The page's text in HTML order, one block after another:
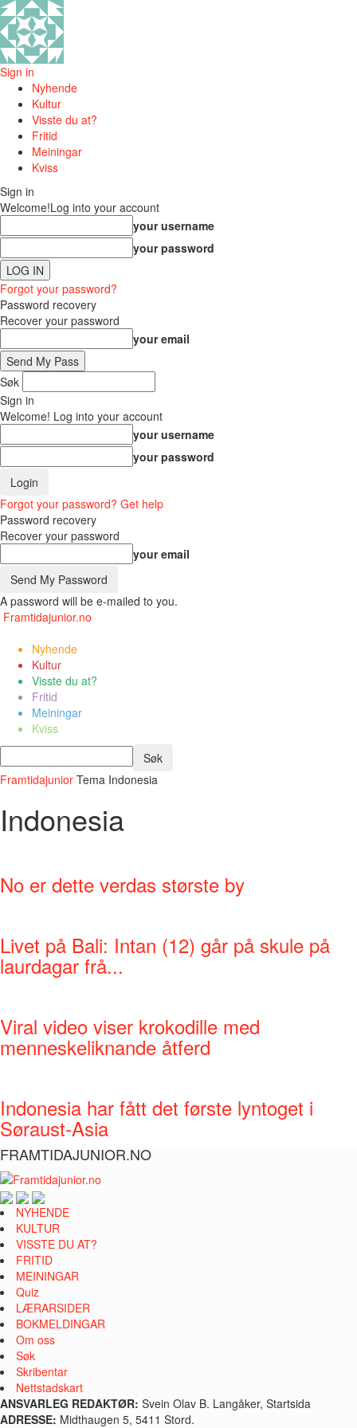
Sign in
Nyhende
Kultur
Visste du at?
Fritid
Meiningar
Kviss
Sign in
Welcome!Log into your account
your username
your password
Forgot your password?
Password recovery
Recover your password
your email
Søk
Sign in
Welcome! Log into your account
your username
your password
Forgot your password? Get help
Password recovery
Recover your password
your email
A password will be e-mailed to you.
Framtidajunior.no
Nyhende
Kultur
Visste du at?
Fritid
Meiningar
Kviss
Framtidajunior Tema Indonesia
Indonesia
No er dette verdas største by
Livet på Bali: Intan (12) går på skule på
laurdagar frå...
Viral video viser krokodille med
menneskeliknande åtferd
Indonesia har fått det første lyntoget i
Søraust-Asia
FRAMTIDAJUNIOR.NO
NYHENDE
KULTUR
VISSTE DU AT?
FRITID
MEININGAR
Quiz
LÆRARSIDER
BOKMELDINGAR
Om oss
Søk
Skribentar
Nettstadskart
ANSVARLEG REDAKTØR: Svein Olav B. Langåker, Startsida
ADRESSE: Midthaugen 5, 5411 Stord.